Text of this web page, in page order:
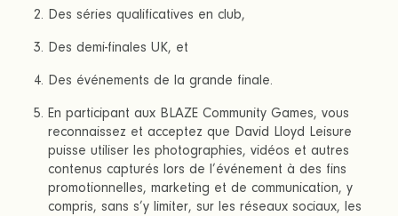
Des séries qualificatives en club,
Des demi-finales UK, et
Des événements de la grande finale.
En participant aux BLAZE Community Games, vous
reconnaissez et acceptez que David Lloyd Leisure
puisse utiliser les photographies, vidéos et autres
contenus capturés lors de l’événement à des fins
promotionnelles, marketing et de communication, y
compris, sans s’y limiter, sur les réseaux sociaux, les